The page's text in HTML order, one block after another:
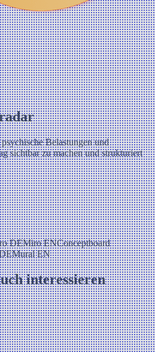
Belastungen und
sichtbar zu machen und strukturiert
DEMiro ENConceptboard
Mural EN
interessieren